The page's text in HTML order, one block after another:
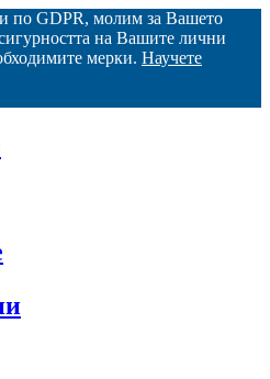
по GDPR, молим за Вашето
на Вашите лични
мерки. Научете